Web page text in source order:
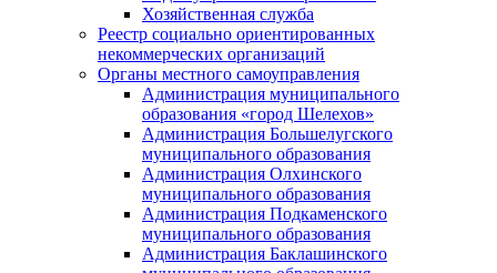
Хозяйственная служба
Реестр социально ориентированных
некоммерческих организаций
Органы местного самоуправления
Администрация муниципального
образования «город Шелехов»
Администрация Большелугского
муниципального образования
Администрация Олхинского
муниципального образования
Администрация Подкаменского
муниципального образования
Администрация Баклашинского